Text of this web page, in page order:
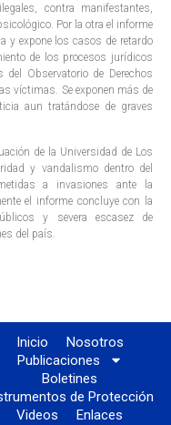
contra manifestantes,
Por la otra el informe
y expone los casos de retardo
de los procesos jurídicos
del Observatorio de Derechos
víctimas. Se exponen más de
aun tratándose de graves
de la Universidad de Los
y vandalismo dentro del
a invasiones ante la
el informe concluye con la
y severa escasez de
del país.
Inicio
Nosotros
Publicaciones
Boletines
de Protección
Videos
Enlaces